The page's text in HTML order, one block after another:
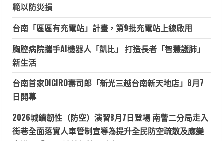
範以防災損
台南「區區有充電站」計畫，第9批充電站上線啟用
胸腔病院攜手AI機器人「凱比」 打造長者「智慧護肺」
新生活
台南首家DIGIRO壽司郎「新光三越台南新天地店」8月7
日開幕
2026城鎮韌性（防空）演習8月7日登場 南警二分局走入
街巷全面落實人車管制宣導為提升全民防空疏散及應變